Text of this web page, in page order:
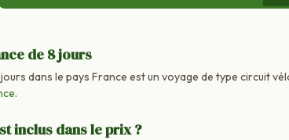
de 8 jours
dans le pays France est un voyage de type circuit
.
inclus dans le prix ?